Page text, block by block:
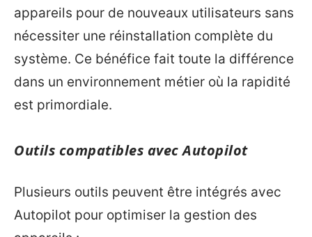
appareils pour de nouveaux utilisateurs sans
nécessiter une réinstallation complète du
système. Ce bénéfice fait toute la différence
dans un environnement métier où la rapidité
est primordiale.
Outils compatibles avec Autopilot
Plusieurs outils peuvent être intégrés avec
Autopilot pour optimiser la gestion des